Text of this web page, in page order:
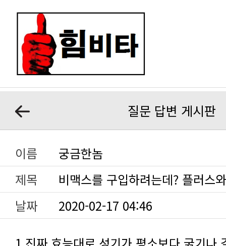
질문 답변 게시판
이름
궁금한놈
제목
비맥스를 구입하려는데? 플러스
날짜
2020-02-17 04:46